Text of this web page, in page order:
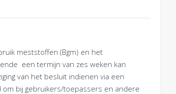
meststoffen (Bgm) en het
een termijn van zes weken kan
van het besluit indienen via een
bij gebruikers/toepassers en andere